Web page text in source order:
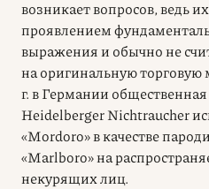
возникает вопросов, ведь
проявлением
выражения и обычно не
на оригинальную торговую
г. в Германии
Heidelberger Nichtraucher
«Mordoro» в качестве
«Marlboro» на
некурящих лиц.